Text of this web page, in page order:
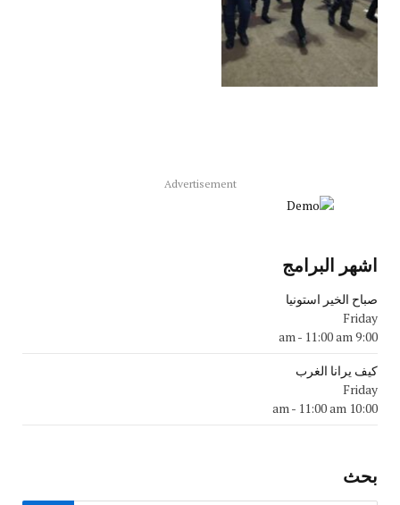
Advertisement
اشهر البرامج
صباح الخير استونيا
Friday
9:00 am
- 11:00 am
كيف يرانا الغرب
Friday
10:00 am
- 11:00 am
بحث